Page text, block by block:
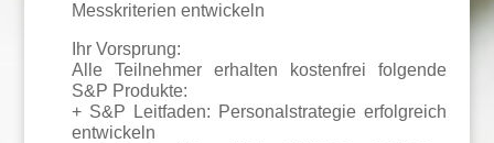
Messkriterien entwickeln
Ihr Vorsprung:
Alle Teilnehmer erhalten kostenfrei folgende
S&P Produkte:
+ S&P Leitfaden: Personalstrategie erfolgreich
entwickeln